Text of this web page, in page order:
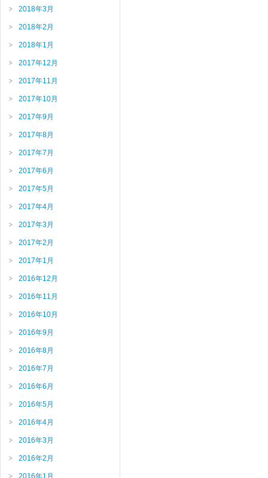
2018年3月
2018年2月
2018年1月
2017年12月
2017年11月
2017年10月
2017年9月
2017年8月
2017年7月
2017年6月
2017年5月
2017年4月
2017年3月
2017年2月
2017年1月
2016年12月
2016年11月
2016年10月
2016年9月
2016年8月
2016年7月
2016年6月
2016年5月
2016年4月
2016年3月
2016年2月
2016年1月